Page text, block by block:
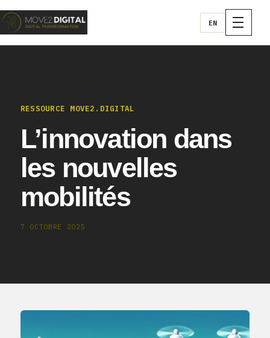
EN
RESSOURCE MOVE2.DIGITAL
L’innovation dans
les nouvelles
mobilités
7 OCTOBRE 2025